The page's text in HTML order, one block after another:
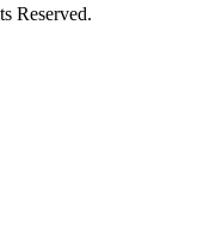
Reserved.